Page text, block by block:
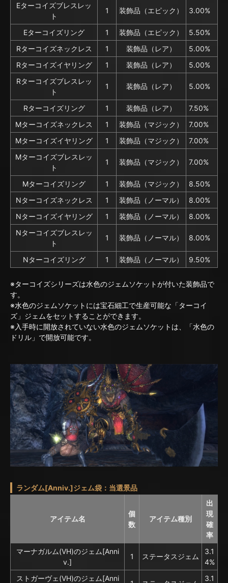
Eターコイズブレスレッ
ト
1 装飾品（エピック） 3.00%
Eターコイズリング 1 装飾品（エピック）
5.50%
Rターコイズネックレス
1 装飾品（レア）
5.00%
Rターコイズイヤリング
1 装飾品（レア）
5.00%
Rターコイズブレスレッ
ト
1 装飾品（レア） 5.00%
Rターコイズリング 1 装飾品（レア）
7.50%
Mターコイズネックレス
1 装飾品（マジック）
7.00%
Mターコイズイヤリング
1 装飾品（マジック）
7.00%
Mターコイズブレスレッ
ト
1 装飾品（マジック） 7.00%
Mターコイズリング 1 装飾品（マジック）
8.50%
Nターコイズネックレス
1 装飾品（ノーマル）
8.00%
Nターコイズイヤリング
1 装飾品（ノーマル）
8.00%
Nターコイズブレスレッ
ト
1 装飾品（ノーマル） 8.00%
Nターコイズリング 1 装飾品（ノーマル） 9.50%
※ターコイズシリーズは水色のジェムソケットが付いた装飾品で
す。
※水色のジェムソケットには宝石細工で生産可能な「ターコイ
ズ」ジェムをセットすることができます。
※入手時に開放されていない水色のジェムソケットは、「水色の
ドリル」で開放可能です。
ランダム[Anniv.]ジェム袋：当選景品
アイテム名
個
数
アイテム種別
出
現
確
率
マーナガルム(VH)のジェム[Anni
v.]
1 ステータスジェム
3.1
4%
ストガーヴェ(VH)のジェム[Anni
3.1